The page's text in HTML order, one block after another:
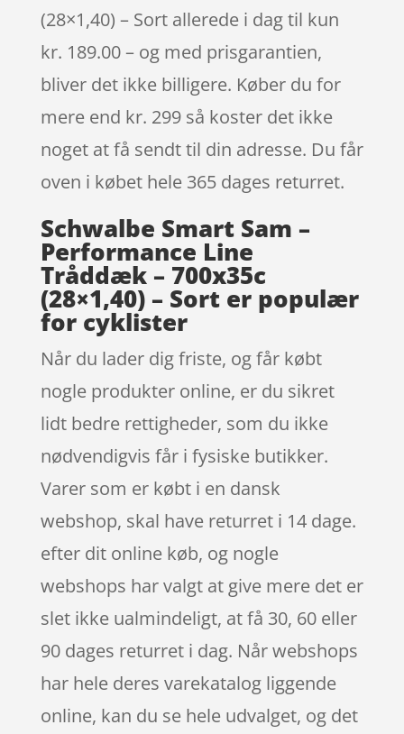
(28×1,40) – Sort allerede i dag til kun
kr. 189.00 – og med prisgarantien,
bliver det ikke billigere. Køber du for
mere end kr. 299 så koster det ikke
noget at få sendt til din adresse. Du får
oven i købet hele 365 dages returret.
Schwalbe Smart Sam –
Performance Line
Tråddæk – 700x35c
(28×1,40) – Sort er populær
for cyklister
Når du lader dig friste, og får købt
nogle produkter online, er du sikret
lidt bedre rettigheder, som du ikke
nødvendigvis får i fysiske butikker.
Varer som er købt i en dansk
webshop, skal have returret i 14 dage.
efter dit online køb, og nogle
webshops har valgt at give mere det er
slet ikke ualmindeligt, at få 30, 60 eller
90 dages returret i dag. Når webshops
har hele deres varekatalog liggende
online, kan du se hele udvalget, og det